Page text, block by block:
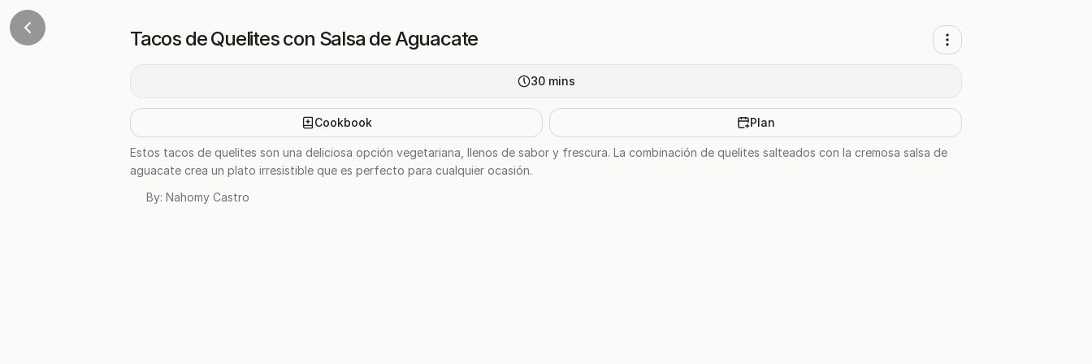
Tacos de Quelites con Salsa de Aguacate
30 mins
Cookbook Plan
Estos tacos de quelites son una deliciosa opción vegetariana, llenos de sabor y frescura. La combinación de quelites salteados con la cremosa salsa de
aguacate crea un plato irresistible que es perfecto para cualquier ocasión.
By: Nahomy Castro